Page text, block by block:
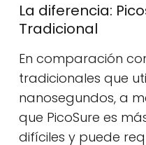
La diferencia:
Tradicional
En comparación
tradicionales que
nanosegundos, a
que PicoSure es
difíciles y puede